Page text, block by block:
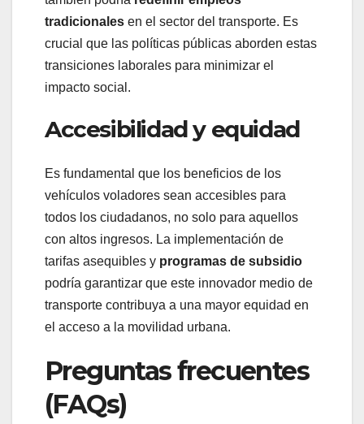
tradicionales en el sector del transporte. Es
crucial que las políticas públicas aborden estas
transiciones laborales para minimizar el
impacto social.
Accesibilidad y equidad
Es fundamental que los beneficios de los
vehículos voladores sean accesibles para
todos los ciudadanos, no solo para aquellos
con altos ingresos. La implementación de
tarifas asequibles y programas de subsidio
podría garantizar que este innovador medio de
transporte contribuya a una mayor equidad en
el acceso a la movilidad urbana.
Preguntas frecuentes
(FAQs)